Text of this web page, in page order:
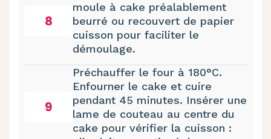
8
moule à cake préalablement
beurré ou recouvert de papier
cuisson pour faciliter le
démoulage.
9
Préchauffer le four à 180°C.
Enfourner le cake et cuire
pendant 45 minutes. Insérer une
lame de couteau au centre du
cake pour vérifier la cuisson :